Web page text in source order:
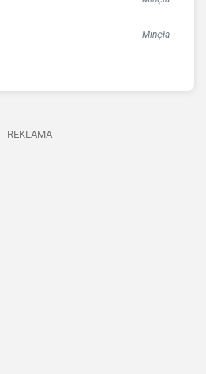
Minęła
REKLAMA